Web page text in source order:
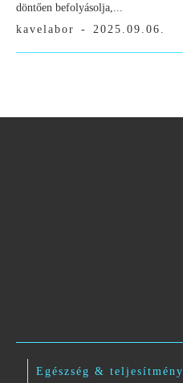
döntően befolyásolja,...
kavelabor
- 2025.09.06.
Egészség & teljesítmény